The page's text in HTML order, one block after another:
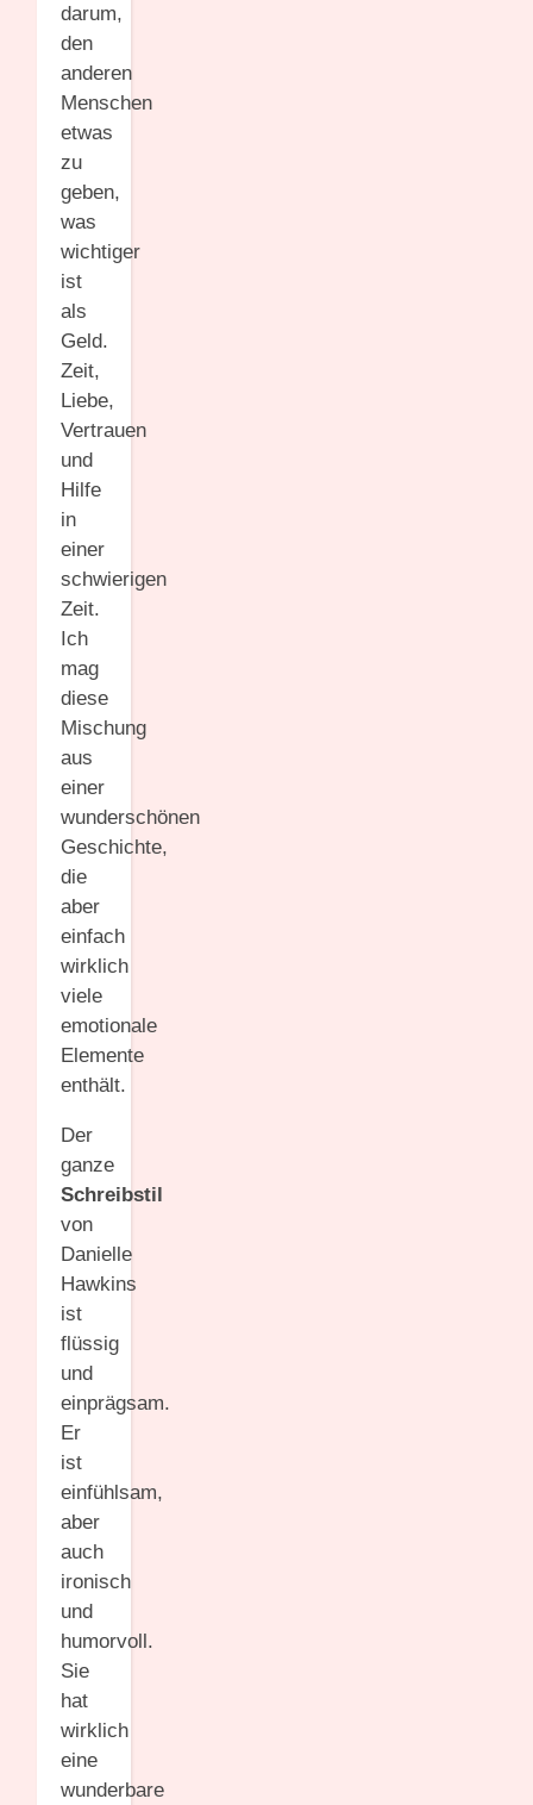
darum,
den
anderen
Menschen
etwas
zu
geben,
was
wichtiger
ist
als
Geld.
Zeit,
Liebe,
Vertrauen
und
Hilfe
in
einer
schwierigen
Zeit.
Ich
mag
diese
Mischung
aus
einer
wunderschönen
Geschichte,
die
aber
einfach
wirklich
viele
emotionale
Elemente
enthält.
Der
ganze
Schreibstil
von
Danielle
Hawkins
ist
flüssig
und
einprägsam.
Er
ist
einfühlsam,
aber
auch
ironisch
und
humorvoll.
Sie
hat
wirklich
eine
wunderbare